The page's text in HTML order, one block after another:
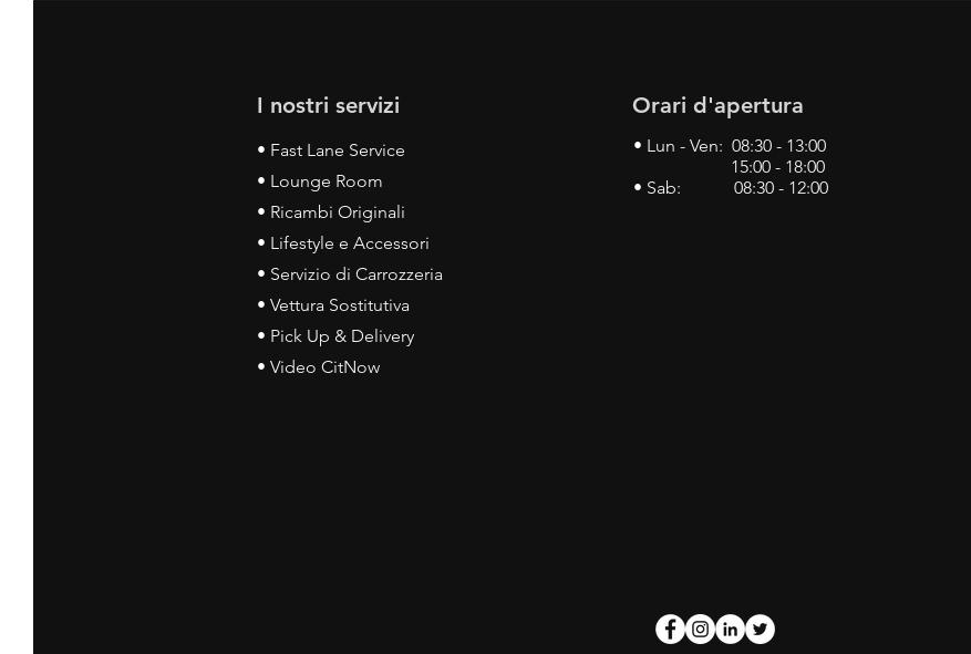
I nostri servizi
• Fast Lane Service
• Lounge Room
• Ricambi Originali
• Lifestyle e Accessori
• Servizio di Carrozzeria
• Vettura Sostitutiva
• Pick Up & Delivery
• Video CitNow
Orari d'apertura
• Lun - Ven: 08:30 - 13:00
15:00 - 18:00
• Sab: 08:30 - 12:00